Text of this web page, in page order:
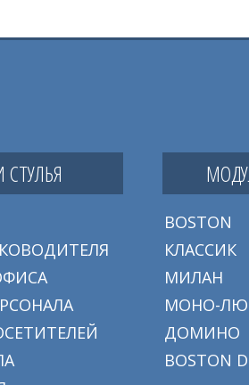
СТУЛЬЯ
BOSTON
КЛАССИК
МИЛАН
МОНО-
ДОМИНО
BOSTON